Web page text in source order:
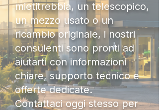
mietitrebbia, un telescopico,
un mezzo usato o un
ricambio originale, i nostri
consulenti sono pronti ad
aiutarti con informazioni
chiare, supporto tecnico e
offerte dedicate.
Contattaci oggi stesso per